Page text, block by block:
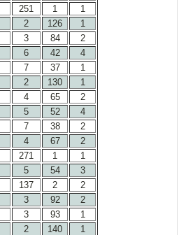
251 1
1
2 126
1
3 84
2
6 42
4
7 37
1
2 130
1
4 65
2
5 52
4
7 38
2
4 67
2
271 1
1
5 54
3
137 2
2
3 92
2
3 93
1
2 140
1